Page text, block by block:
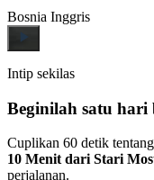
Bosnia Inggris
Intip sekilas
Beginilah satu
Cuplikan 60 detik tentang
10 Menit dari Stari
perjalanan.